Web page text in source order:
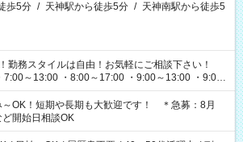
歩5分 / 天神駅から徒歩5分 / 天神南駅から徒歩5
勤務スタイルは自由！お気軽にご相談下さい！
7:00～13:00 ・8:00～17:00 ・9:00～13:00 ・9:00
～19:00 ・13:00～18:00 ・15:00～20:00 ・
～23:00 ・
・23:00～翌8:00 など（他時間多数あり！）
～OK！短期や長期も大歓迎です！ ＊急募：8月
ど開始日相談OK